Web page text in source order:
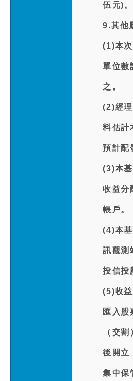
伍元)。
9.其他
(1)本
單位數
之。
(2)經
料估計
預計配
(3)本
收益分
帳戶。
(4)本
訊觀測
投信投
(5)收
匯入股
（交
後開立
集中保